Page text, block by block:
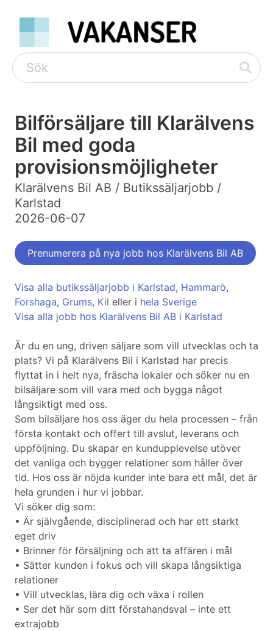
Bilförsäljare till Klarälvens
Bil med goda
provisionsmöjligheter
Klarälvens Bil AB / Butikssäljarjobb /
Karlstad
2026-06-07
Prenumerera på nya jobb hos Klarälvens Bil AB
Visa alla butikssäljarjobb i Karlstad, Hammarö,
Forshaga, Grums, Kil eller i hela Sverige
Visa alla jobb hos Klarälvens Bil AB i Karlstad
Är du en ung, driven säljare som vill utvecklas och ta
plats? Vi på Klarälvens Bil i Karlstad har precis
flyttat in i helt nya, fräscha lokaler och söker nu en
bilsäljare som vill vara med och bygga något
långsiktigt med oss.
Som bilsäljare hos oss äger du hela processen – från
första kontakt och offert till avslut, leverans och
uppföljning. Du skapar en kundupplevelse utöver
det vanliga och bygger relationer som håller över
tid. Hos oss är nöjda kunder inte bara ett mål, det är
hela grunden i hur vi jobbar.
Vi söker dig som:
• Är självgående, disciplinerad och har ett starkt
eget driv
• Brinner för försäljning och att ta affären i mål
• Sätter kunden i fokus och vill skapa långsiktiga
relationer
• Vill utvecklas, lära dig och växa i rollen
• Ser det här som ditt förstahandsval – inte ett
extrajobb